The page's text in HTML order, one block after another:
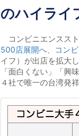
のハイライ
コンビニエンスス
500店展開へ、コン
イフ）が出店を拡大
「面白くない」「興
４社で唯一の台湾発